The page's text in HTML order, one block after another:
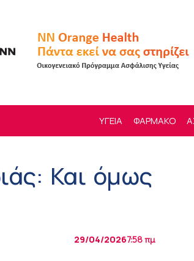
ΥΓΕΙΑ ΦΑΡΜΑΚΟ
Και όμως
29/04/20267:58 πμ